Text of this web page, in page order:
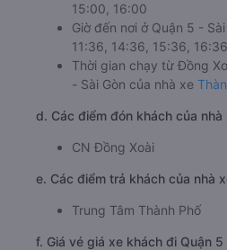
15:00, 16:00
Giờ đến nơi ở Quận 5 -
11:36, 14:36, 15:36,
Thời gian chạy từ Đồng
- Sài Gòn của nhà xe
d. Các điểm đón khách của nhà
CN Đồng Xoài
e. Các điểm trả khách của nhà
Trung Tâm Thành Phố
f. Giá vé giá xe khách đi Quận